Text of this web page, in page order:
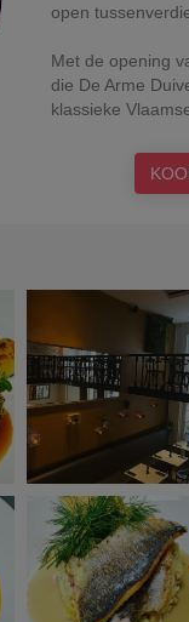
open
Met de opening
die De Arme
klassieke